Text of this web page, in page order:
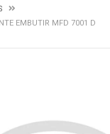
EMBUTIR MFD 7001 D